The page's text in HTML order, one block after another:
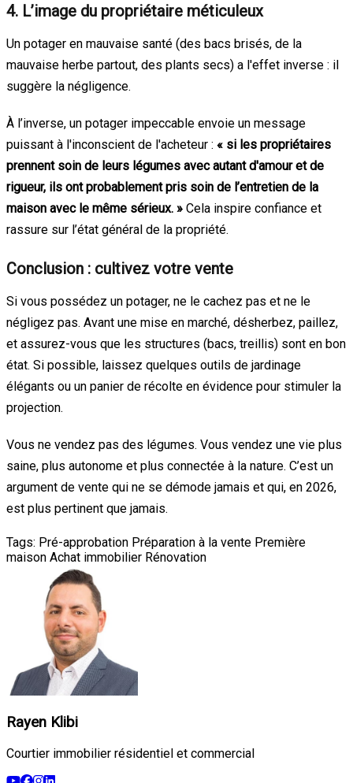
4. L’image du propriétaire méticuleux
Un potager en mauvaise santé (des bacs brisés, de la
mauvaise herbe partout, des plants secs) a l'effet inverse : il
suggère la négligence.
À l’inverse, un potager impeccable envoie un message
puissant à l'inconscient de l'acheteur : « si les propriétaires
prennent soin de leurs légumes avec autant d'amour et de
rigueur, ils ont probablement pris soin de l’entretien de la
maison avec le même sérieux. » Cela inspire confiance et
rassure sur l’état général de la propriété.
Conclusion : cultivez votre vente
Si vous possédez un potager, ne le cachez pas et ne le
négligez pas. Avant une mise en marché, désherbez, paillez,
et assurez-vous que les structures (bacs, treillis) sont en bon
état. Si possible, laissez quelques outils de jardinage
élégants ou un panier de récolte en évidence pour stimuler la
projection.
Vous ne vendez pas des légumes. Vous vendez une vie plus
saine, plus autonome et plus connectée à la nature. C’est un
argument de vente qui ne se démode jamais et qui, en 2026,
est plus pertinent que jamais.
Tags: Pré-approbation Préparation à la vente Première
maison Achat immobilier Rénovation
Rayen Klibi
Courtier immobilier résidentiel et commercial